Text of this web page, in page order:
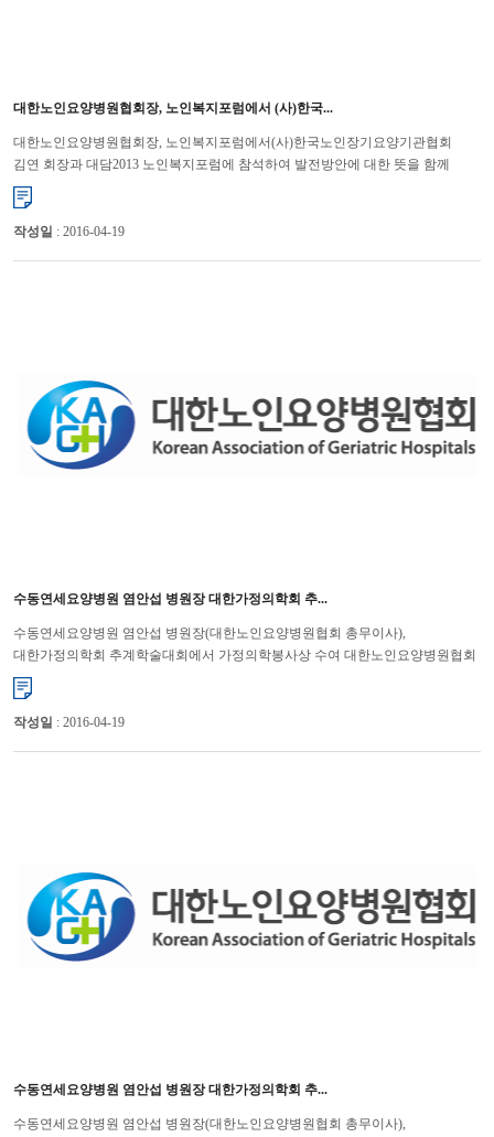
대한노인요양병원협회장, 노인복지포럼에서 (사)한국...
대한노인요양병원협회장, 노인복지포럼에서(사)한국노인장기요양기관협회
김연 회장과 대담2013 노인복지포럼에 참석하여 발전방안에 대한 뜻을 함께
나누어 대한노인요양병원협회 윤해영 회장은 지난 11월 ...
작성일 : 2016-04-19
수동연세요양병원 염안섭 병원장 대한가정의학회 추...
수동연세요양병원 염안섭 병원장(대한노인요양병원협회 총무이사),
대한가정의학회 추계학술대회에서 가정의학봉사상 수여 대한노인요양병원협회
(회장 윤해영)는 지난 10월 12일(토)에 ‘2013 대한가정의학회 ...
작성일 : 2016-04-19
수동연세요양병원 염안섭 병원장 대한가정의학회 추...
수동연세요양병원 염안섭 병원장(대한노인요양병원협회 총무이사),